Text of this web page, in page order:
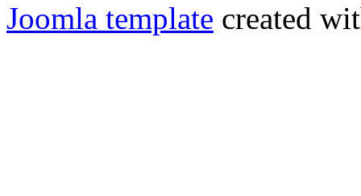
Joomla template created